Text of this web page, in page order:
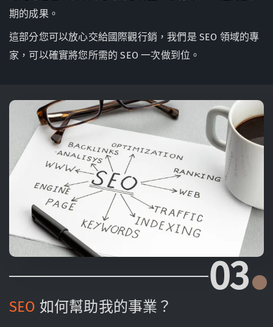
期的成果。
這部分您可以放心交給國際觀行銷，我們是 SEO 領域的專
家，可以確實將您所需的 SEO 一次做到位。
03
SEO 如何幫助我的事業？